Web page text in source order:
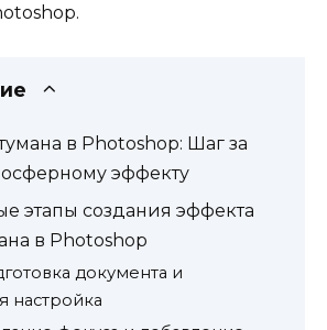
в Photoshop: Шаг за
эффекту
этапы создания эффекта
в Photoshop
документа и
настройка